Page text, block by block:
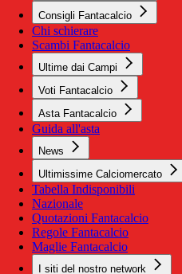
Consigli Fantacalcio
Chi schierare
Scambi Fantacalcio
Ultime dai Campi
Voti Fantacalcio
Asta Fantacalcio
Guida all'asta
News
Ultimissime Calciomercato
Tabella Indisponibili
Nazionale
Quotazioni Fantacalcio
Regole Fantacalcio
Maglie Fantacalcio
I siti del nostro network